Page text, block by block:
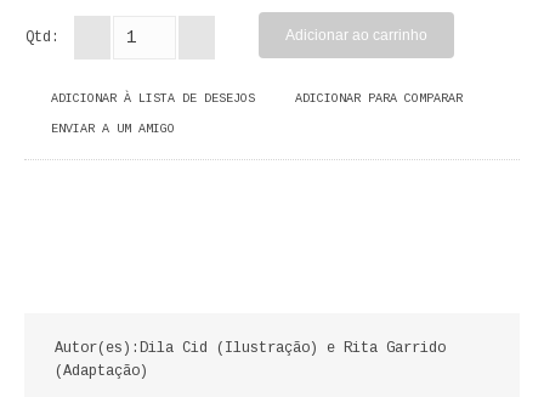
ARQUITECTURA
ECONOMIA, GESTÃO, CONTABILIDADE
Qtd:
ADICIONAR À LISTA DE DESEJOS ADICIONAR PARA COMPARAR
ENVIAR A UM AMIGO
Autor(es):Dila Cid (Ilustração) e Rita Garrido
(Adaptação)